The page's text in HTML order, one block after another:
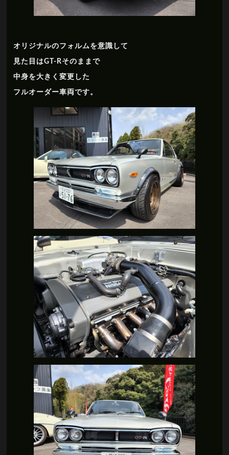
オリジナルのフォルムを意識して
見た目はGT-Rそのままで
中身を大きく変更した
フルオーダー車両です。